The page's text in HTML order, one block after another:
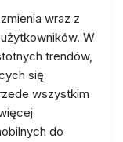
wraz z
W
trendów,
się
wszystkim
do